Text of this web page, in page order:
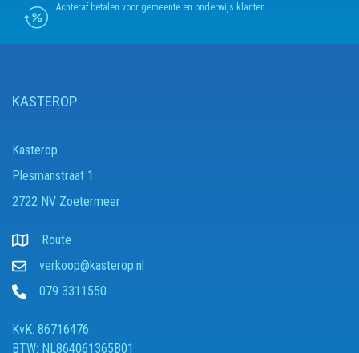
Achteraf betalen voor gemeente en onderwijs klanten
KASTEROP
Kasterop
Plesmanstraat 1
2722 NV Zoetermeer
Route
verkoop@kasterop.nl
079 3311550
KvK: 86716476
BTW: NL864061365B01